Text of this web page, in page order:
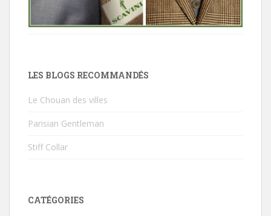
LES BLOGS RECOMMANDÉS
Le Chouan des villes
Parisian Gentleman
Stiff Collar
CATÉGORIES